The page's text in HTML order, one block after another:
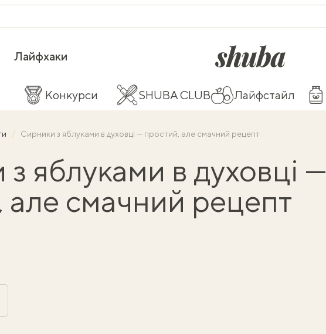
Лайфхаки shuba.life
Конкурси SHUBA CLUB Лайфстайл
Сирники з яблуками в духовці — простий, але смачний рецепт
яблуками в духовці —
але смачний рецепт